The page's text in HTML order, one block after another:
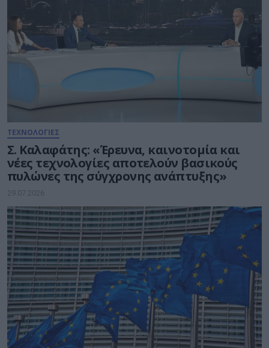
ΤΕΧΝΟΛΟΓΙΕΣ
Σ. Καλαφάτης: «Έρευνα, καινοτομία και
νέες τεχνολογίες αποτελούν βασικούς
πυλώνες της σύγχρονης ανάπτυξης»
29.07.2026